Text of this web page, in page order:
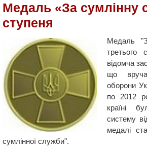
Медаль «За сумлінну
ступеня
Медаль
третього
відомча
що
оборони
по 2012
країні
систему
медалі
сумлінної служби".